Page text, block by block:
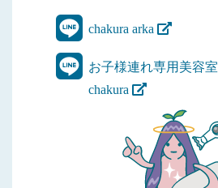
chakura arka
お子様連れ専用美容室
chakura